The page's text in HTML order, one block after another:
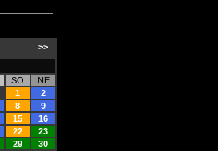
>>
SO
NE
1
2
8
9
15
16
22
23
29
30